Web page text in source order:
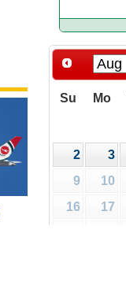
Su Mo
2
3
9
10
16
17